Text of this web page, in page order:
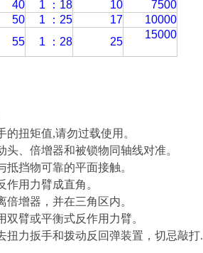
40 1 ：18 10
7500
50 1 ：25 17
10000
55 1 ：28 25
15000
的扭矩值,请勿过载使用。
头、倍增器和被锁物同轴线对准。
抵挡物可靠的平面接触。
作用力臂成直角。
倍增器，并在三角区内。
双臂或平衡式反作用力臂。
扭力扳手和拨动反回弹装置，切忌敲打.